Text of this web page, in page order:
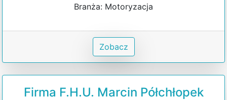
Branża: Motoryzacja
Zobacz
Firma F.H.U. Marcin Półchłopek